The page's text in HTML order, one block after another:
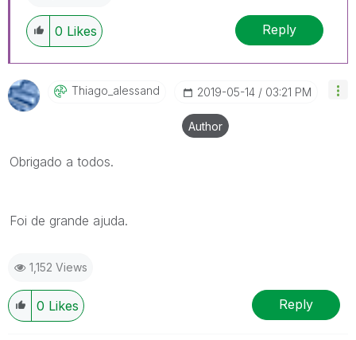
0 Likes Reply
Thiago_alessand ‎2019-05-14 03:21 PM
Author
Obrigado a todos.
Foi de grande ajuda.
1,152 Views
0 Likes Reply